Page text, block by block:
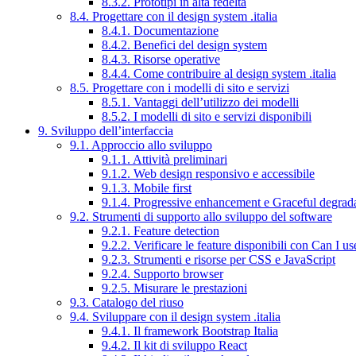
8.4. Progettare con il design system .italia
8.4.1. Documentazione
8.4.2. Benefici del design system
8.4.3. Risorse operative
8.4.4. Come contribuire al design system .italia
8.5. Progettare con i modelli di sito e servizi
8.5.1. Vantaggi dell’utilizzo dei modelli
8.5.2. I modelli di sito e servizi disponibili
9. Sviluppo dell’interfaccia
9.1. Approccio allo sviluppo
9.1.1. Attività preliminari
9.1.2. Web design responsivo e accessibile
9.1.3. Mobile first
9.1.4. Progressive enhancement e Graceful
9.2. Strumenti di supporto allo sviluppo del software
9.2.1. Feature detection
9.2.2. Verificare le feature disponibili con Can I
9.2.3. Strumenti e risorse per CSS e JavaScript
9.2.4. Supporto browser
9.2.5. Misurare le prestazioni
9.3. Catalogo del riuso
9.4. Sviluppare con il design system .italia
9.4.1. Il framework Bootstrap Italia
9.4.2. Il kit di sviluppo React